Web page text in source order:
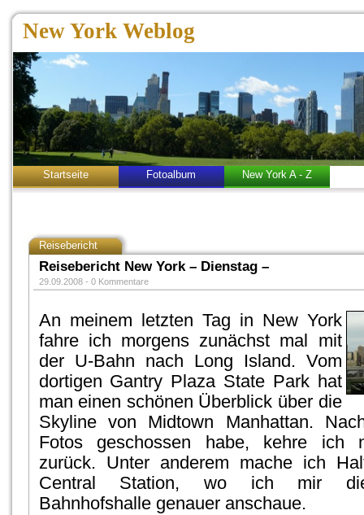
New York Weblog
Startseite Fotoalbum New York A - Z
Reisebericht
Reisebericht New York – Dienstag –
29.09.2008 - 0 Kommentare
An meinem letzten Tag in New York
fahre ich morgens zunächst mal mit
der U-Bahn nach Long Island. Vom
dortigen Gantry Plaza State Park hat
man einen schönen Überblick über die
Skyline von Midtown Manhattan.
Fotos geschossen habe, kehre ich
zurück. Unter anderem mache ich
Central Station, wo ich mir die
Bahnhofshalle genauer anschaue.